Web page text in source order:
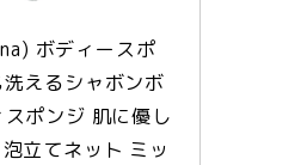
ボディースポ
えるシャボンボ
ポンジ 肌に優し
立てネット ミッ